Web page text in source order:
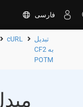
فارسی
cURL
تبدیل
CF2 به
POTM